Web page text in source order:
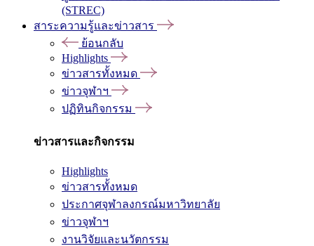
(STREC)
สาระความรู้และข่าวสาร
ย้อนกลับ
Highlights
ข่าวสารทั้งหมด
ข่าวจุฬาฯ
ปฏิทินกิจกรรม
ข่าวสารและกิจกรรม
Highlights
ข่าวสารทั้งหมด
ประกาศจุฬาลงกรณ์มหาวิทยาลัย
ข่าวจุฬาฯ
งานวิจัยและนวัตกรรม